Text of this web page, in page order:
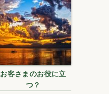
お客さまのお役に立
つ？